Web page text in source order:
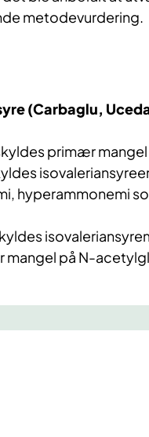
metodevurdering.
(Carbaglu,
primær
hyperammonemi
på N-